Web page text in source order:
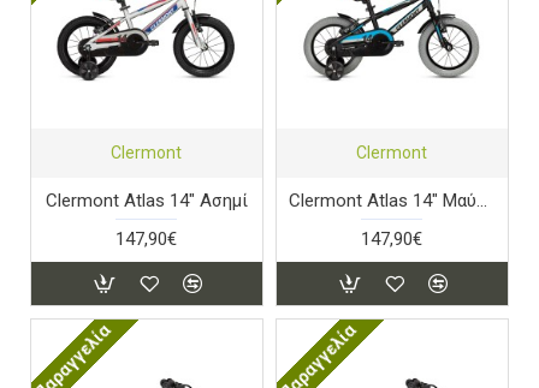
Clermont
Clermont Atlas 14" Ασημί
147,90€
Clermont
Clermont Atlas 14" Μαύρο
147,90€
Παραγγελία Παραγγελία